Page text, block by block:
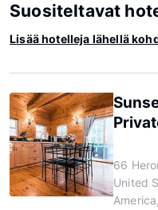
Suositeltavat
Lisää hotelleja lähellä
66
United